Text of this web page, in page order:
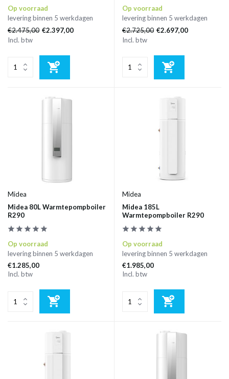
Op voorraad
levering binnen 5 werkdagen
€2.475,00 €2.397,00
Incl. btw
Op voorraad
levering binnen 5 werkdagen
€2.725,00 €2.697,00
Incl. btw
Midea
Midea 80L Warmtepompboiler
R290
Op voorraad
levering binnen 5 werkdagen
€1.285,00
Incl. btw
Midea
Midea 185L
Warmtepompboiler R290
Op voorraad
levering binnen 5 werkdagen
€1.985,00
Incl. btw